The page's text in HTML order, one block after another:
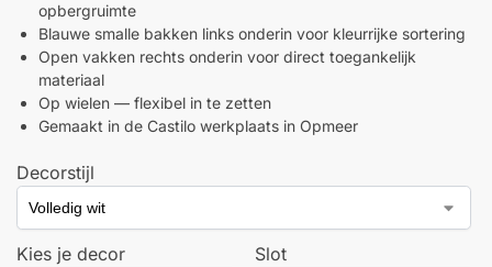
opbergruimte
Blauwe smalle bakken links onderin voor kleurrijke sortering
Open vakken rechts onderin voor direct toegankelijk
materiaal
Op wielen — flexibel in te zetten
Gemaakt in de Castilo werkplaats in Opmeer
Decorstijl
Kies je decor Slot